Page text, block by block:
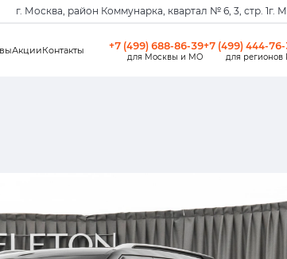
г. Москва, район Коммунарка, квартал № 6, 3, стр. 1г.
АкцииКонтакты +7 (499) 688-86-39
для Москвы и МО
+7 (499) 444-
для регионов